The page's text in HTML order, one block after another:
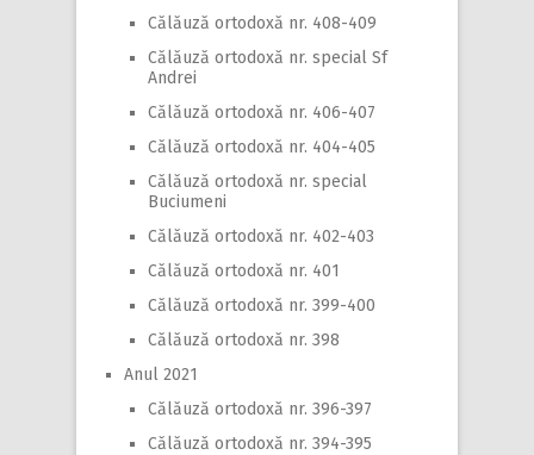
Călăuză ortodoxă nr. 408-409
Călăuză ortodoxă nr. special Sf
Andrei
Călăuză ortodoxă nr. 406-407
Călăuză ortodoxă nr. 404-405
Călăuză ortodoxă nr. special
Buciumeni
Călăuză ortodoxă nr. 402-403
Călăuză ortodoxă nr. 401
Călăuză ortodoxă nr. 399-400
Călăuză ortodoxă nr. 398
Anul 2021
Călăuză ortodoxă nr. 396-397
Călăuză ortodoxă nr. 394-395